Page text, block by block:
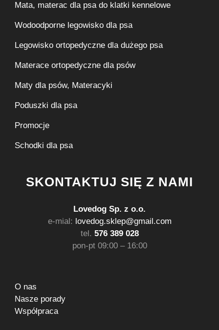
Mata, materac dla psa do klatki kennelowe
Wodoodporne legowisko dla psa
Legowisko ortopedyczne dla dużego psa
Materace ortopedyczne dla psów
Maty dla psów, Materacyki
Poduszki dla psa
Promocje
Schodki dla psa
SKONTAKTUJ SIĘ Z NAMI
Lovedog Sp. z o.o.
e-mial: lovedog.sklep@gmail.com
tel. 576 389 028
pon-pt 09:00 – 16:00
O nas
Nasze porady
Współpraca